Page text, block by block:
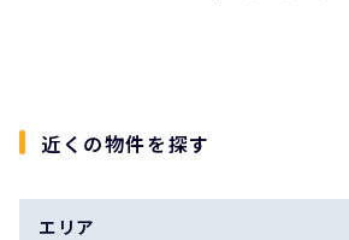
近くの物件を探す
エリア